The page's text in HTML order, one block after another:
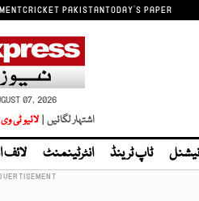
CRICKET PAKISTANTODAY'S PAPER
07, 2026
اشتہار لگائیں | لائیو ٹی وی
نیشنل ٹاپ ٹرینڈ انٹرٹینمنٹ لائف